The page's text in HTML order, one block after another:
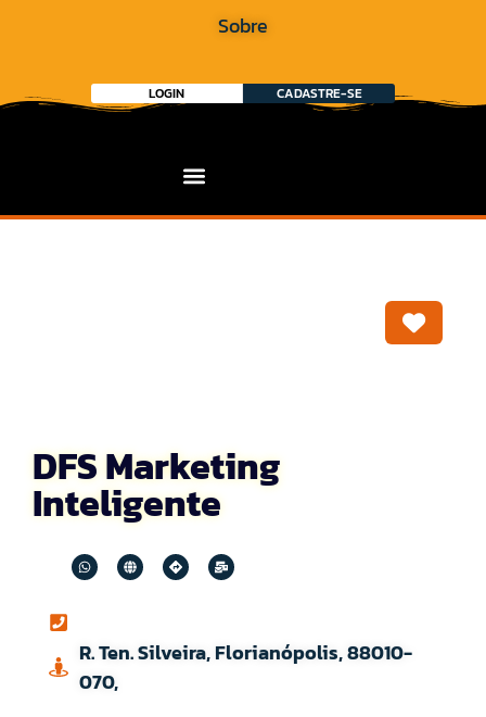
Sobre
LOGIN CADASTRE-SE
DFS Marketing
Inteligente
R. Ten. Silveira, Florianópolis, 88010-
070,